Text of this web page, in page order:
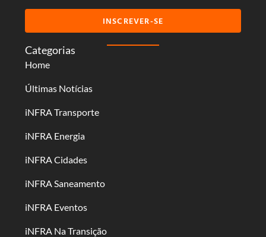
Categorias
Home
Últimas Notícias
iNFRA Transporte
iNFRA Energia
iNFRA Cidades
iNFRA Saneamento
iNFRA Eventos
iNFRA Na Transição
INSCREVER-SE